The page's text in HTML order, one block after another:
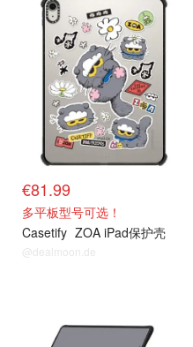
抢货直达
€81.99
多平板型号可选！
Casetify ZOA iPad保护壳
@dealmoon.de